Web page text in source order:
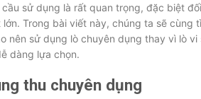
sử dụng là rất quan trọng, đặc biệt
Trong bài viết này, chúng ta sẽ cùng
nên sử dụng lò chuyên dụng thay vì lò
dàng lựa chọn.
thu chuyên dụng